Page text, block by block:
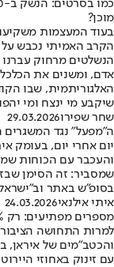
מוכן?
בעוד המעצמות
הנשלטים מרחוק
אדם, ומשנים את
שיקבע מי ינצח ומי
שחר שפירו29.03.2026
ה"מפעל" נגד המשגרים
יום אחרי יום, בעומק
והעכבר עם הכוחות
שמסביר: זה הסימן
בסופ"ש באתר
איתי אילנאי24.03.2026
מספרים מפתיעים: רק 17% מהשיגורים של איראן כוונו לעבר ישראל
והכטב"מים של איראן,